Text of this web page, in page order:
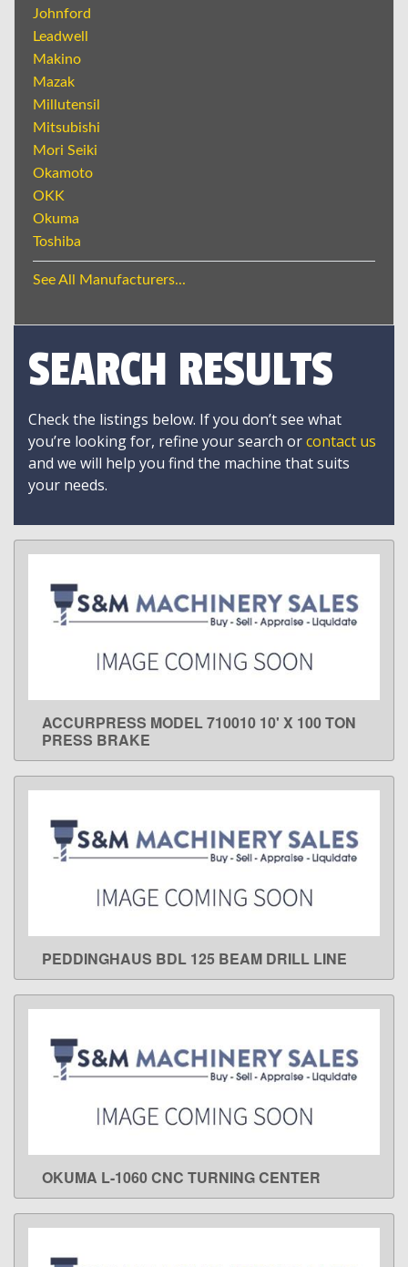
Johnford
Leadwell
Makino
Mazak
Millutensil
Mitsubishi
Mori Seiki
Okamoto
OKK
Okuma
Toshiba
See All Manufacturers...
SEARCH RESULTS
Check the listings below. If you don’t see what
you’re looking for, refine your search orcontact us
and we will help you find the machine that suits
your needs.
LEARN MORE
ACCURPRESS MODEL 710010 10' X 100 TON
PRESS BRAKE
LEARN MORE
PEDDINGHAUS BDL 125 BEAM DRILL LINE
LEARN MORE
OKUMA L-1060 CNC TURNING CENTER